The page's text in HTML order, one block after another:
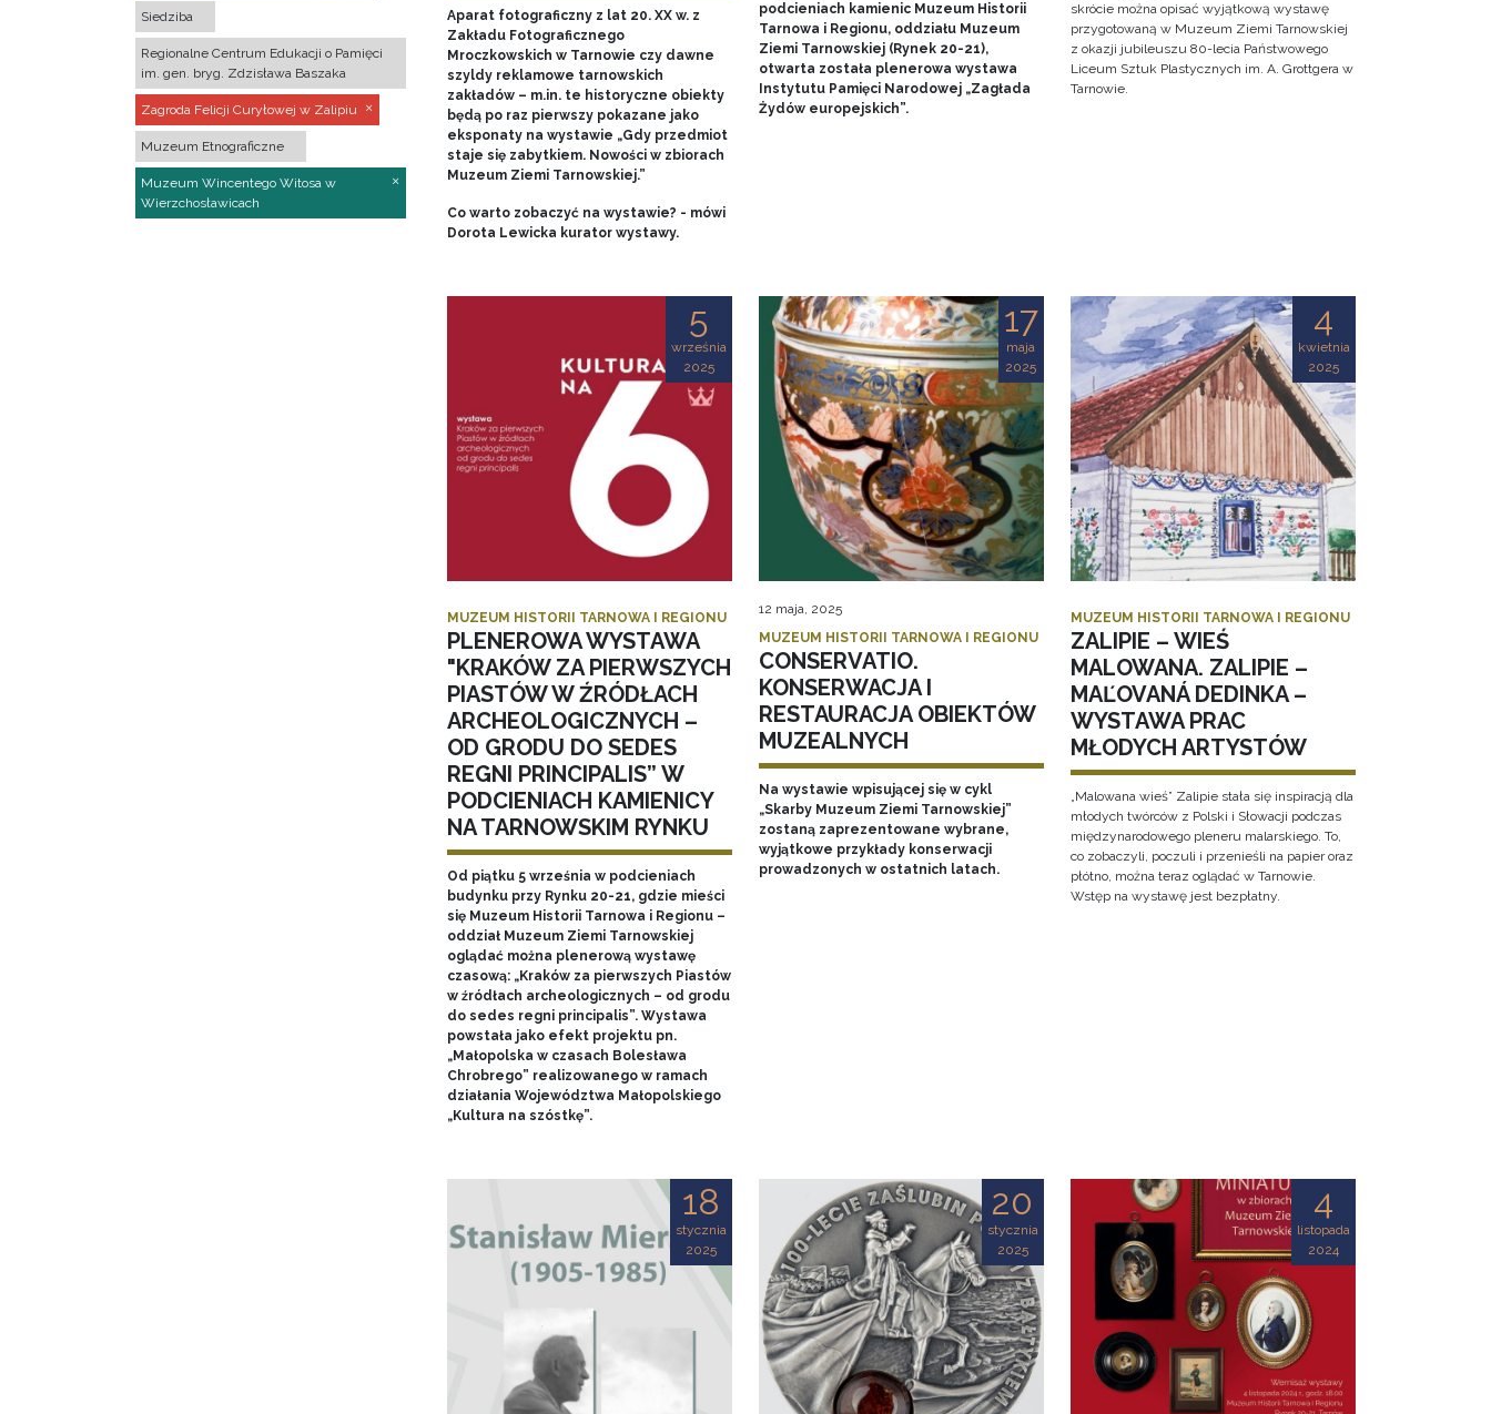
Siedziba
Regionalne Centrum Edukacji o Pamięci
im. gen. bryg. Zdzisława Baszaka
Zagroda Felicji Curyłowej w Zalipiu
Muzeum Etnograficzne
Muzeum Wincentego Witosa w
Wierzchosławicach
Aparat fotograficzny z lat 20. XX w. z
Zakładu Fotograficznego
Mroczkowskich w Tarnowie czy dawne
szyldy reklamowe tarnowskich
zakładów – m.in. te historyczne obiekty
będą po raz pierwszy pokazane jako
eksponaty na wystawie „Gdy przedmiot
staje się zabytkiem. Nowości w zbiorach
Muzeum Ziemi Tarnowskiej.”
Co warto zobaczyć na wystawie? - mówi
Dorota Lewicka kurator wystawy.
podcieniach kamienic Muzeum Historii
Tarnowa i Regionu, oddziału Muzeum
Ziemi Tarnowskiej (Rynek 20-21),
otwarta została plenerowa wystawa
Instytutu Pamięci Narodowej „Zagłada
Żydów europejskich”.
skrócie można opisać wyjątkową wystawę
przygotowaną w Muzeum Ziemi Tarnowskiej
z okazji jubileuszu 80-lecia Państwowego
Liceum Sztuk Plastycznych im. A. Grottgera w
Tarnowie.
5
września
2025
MUZEUM HISTORII TARNOWA I REGIONU
PLENEROWA WYSTAWA
"KRAKÓW ZA PIERWSZYCH
PIASTÓW W ŹRÓDŁACH
ARCHEOLOGICZNYCH –
OD GRODU DO SEDES
REGNI PRINCIPALIS” W
PODCIENIACH KAMIENICY
NA TARNOWSKIM RYNKU
Od piątku 5 września w podcieniach
budynku przy Rynku 20-21, gdzie mieści
się Muzeum Historii Tarnowa i Regionu –
oddział Muzeum Ziemi Tarnowskiej
oglądać można plenerową wystawę
czasową: „Kraków za pierwszych Piastów
w źródłach archeologicznych – od grodu
do sedes regni principalis”. Wystawa
powstała jako efekt projektu pn.
„Małopolska w czasach Bolesława
Chrobrego” realizowanego w ramach
działania Województwa Małopolskiego
„Kultura na szóstkę”.
17
maja
2025
12 maja, 2025
MUZEUM HISTORII TARNOWA I REGIONU
CONSERVATIO.
KONSERWACJA I
RESTAURACJA OBIEKTÓW
MUZEALNYCH
Na wystawie wpisującej się w cykl
„Skarby Muzeum Ziemi Tarnowskiej”
zostaną zaprezentowane wybrane,
wyjątkowe przykłady konserwacji
prowadzonych w ostatnich latach.
4
kwietnia
2025
MUZEUM HISTORII TARNOWA I REGIONU
ZALIPIE – WIEŚ
MALOWANA. ZALIPIE –
MAĽOVANÁ DEDINKA –
WYSTAWA PRAC
MŁODYCH ARTYSTÓW
„Malowana wieś” Zalipie stała się inspiracją dla
młodych twórców z Polski i Słowacji podczas
międzynarodowego pleneru malarskiego. To,
co zobaczyli, poczuli i przenieśli na papier oraz
płótno, można teraz oglądać w Tarnowie.
Wstęp na wystawę jest bezpłatny.
18
stycznia
2025
20
stycznia
2025
4
listopada
2024